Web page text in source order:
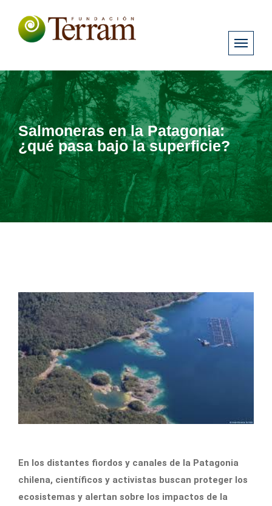
Salmoneras en la Patagonia:
¿qué pasa bajo la superficie?
En los distantes fiordos y canales de la Patagonia
chilena, científicos y activistas buscan proteger los
ecosistemas y alertan sobre los impactos de la